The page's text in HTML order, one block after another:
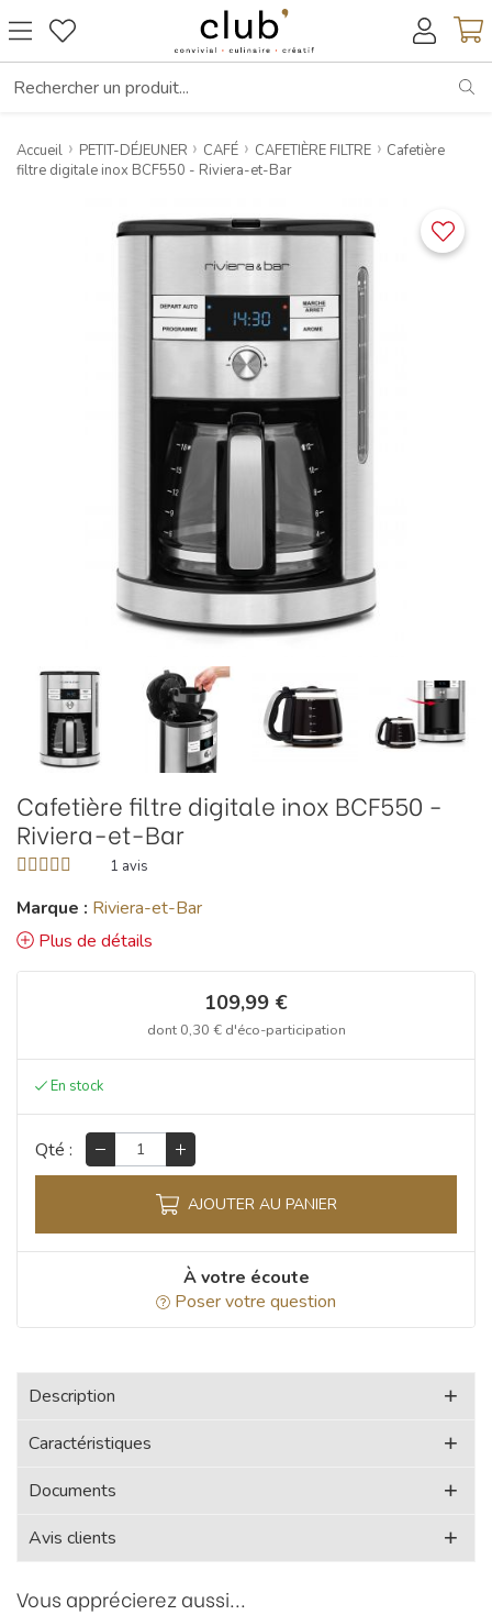
Accueil PETIT-DÉJEUNER CAFÉ CAFETIÈRE FILTRE
Cafetière
filtre digitale inox BCF550 - Riviera-et-Bar
Cafetière filtre digitale inox BCF550 -
Riviera-et-Bar
1 avis
Marque : Riviera-et-Bar
Plus de détails
109,99 €
dont 0,30 €d'éco-participation
Qté :
AJOUTER AU PANIER
À votre écoute
Poser votre question
Description
Caractéristiques
Documents
Avis clients
Vous apprécierez aussi...